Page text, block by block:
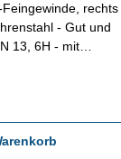
rechts
- Gut und
13, 6H - mit